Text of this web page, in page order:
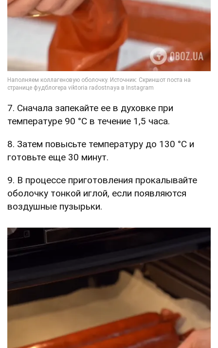
7. Сначала запекайте ее в духовке при
температуре 90 °C в течение 1,5 часа.
8. Затем повысьте температуру до 130 °C и
готовьте еще 30 минут.
9. В процессе приготовления прокалывайте
оболочку тонкой иглой, если появляются
воздушные пузырьки.